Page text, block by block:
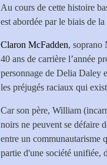
Au cours de cette histoire
est abordée par le biais de
Claron McFadden, soprano
40 ans de carrière l’année
personnage de Delia Daley
les préjugés raciaux qui
Car son père, William
noirs ne peuvent se défaire
entre un communautarisme
partie d'une société unifiée,